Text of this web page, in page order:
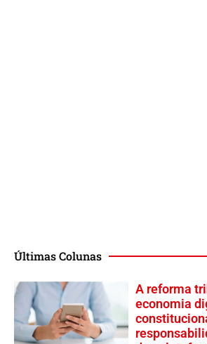
Últimas Colunas
A reforma
economia